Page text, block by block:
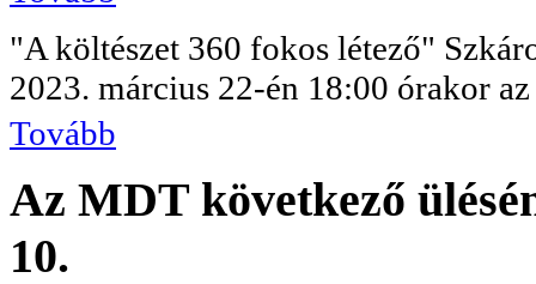
"A költészet 360 fokos létező"
2023. március 22-én 18:00 órakor
Tovább
Az MDT következő
10.